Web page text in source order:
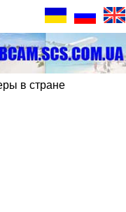
в стране